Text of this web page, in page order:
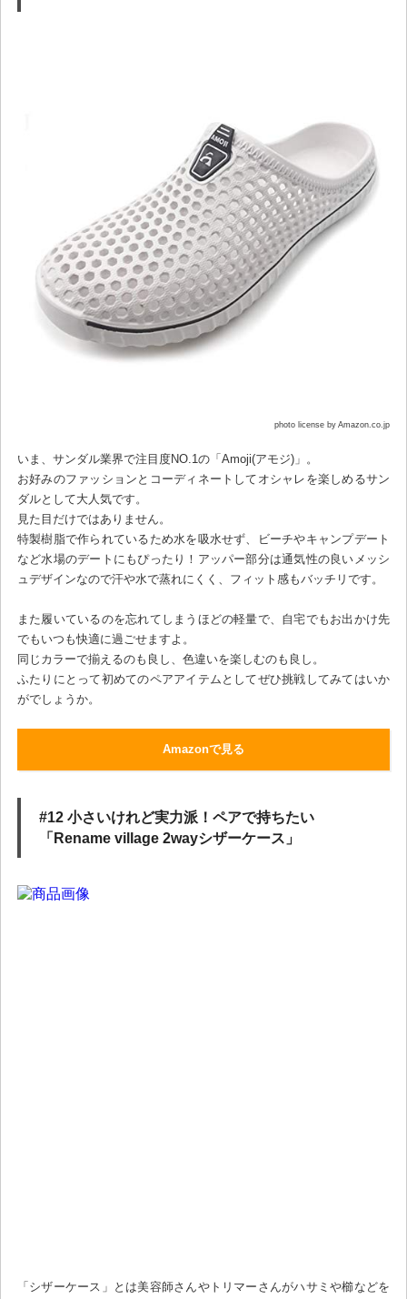
photo license by Amazon.co.jp
いま、サンダル業界で注目度NO.1の「Amoji(アモジ)」。
お好みのファッションとコーディネートしてオシャレを楽しめるサン
ダルとして大人気です。
見た目だけではありません。
特製樹脂で作られているため水を吸水せず、ビーチやキャンプデート
など水場のデートにもぴったり！アッパー部分は通気性の良いメッシ
ュデザインなので汗や水で蒸れにくく、フィット感もバッチリです。
また履いているのを忘れてしまうほどの軽量で、自宅でもお出かけ先
でもいつも快適に過ごせますよ。
同じカラーで揃えるのも良し、色違いを楽しむのも良し。
ふたりにとって初めてのペアアイテムとしてぜひ挑戦してみてはいか
がでしょうか。
Amazonで見る
#12 小さいけれど実力派！ペアで持ちたい
「Rename village 2wayシザーケース」
「シザーケース」とは美容師さんやトリマーさんがハサミや櫛などを